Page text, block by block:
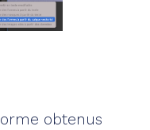
obtenus